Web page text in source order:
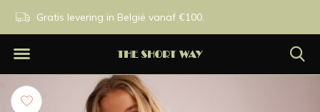
Gratis levering in België vanaf €100.